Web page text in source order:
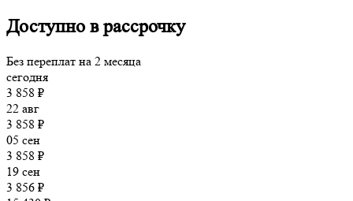
Доступно в рассрочку
Без переплат на 2 месяца
сегодня
3 858 ₽
22 авг
3 858 ₽
05 сен
3 858 ₽
19 сен
3 856 ₽